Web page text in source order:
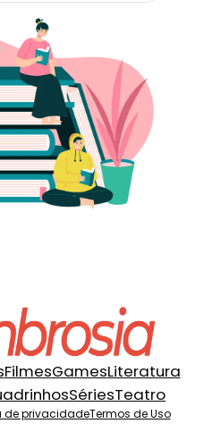
FilmesGamesLiteratura
SériesTeatro
de privacidadeTermos de Uso